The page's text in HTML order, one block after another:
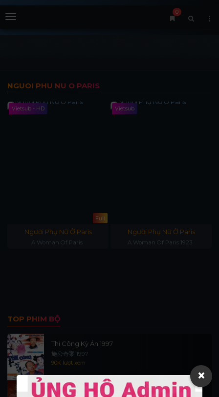
Menu
0
NGUOI PHU NU O PARIS
Vietsub - HD
Full
Người Phụ Nữ Ở Paris
A Woman Of Paris
Vietsub
Người Phụ Nữ Ở Paris
A Woman Of Paris 1923
TOP PHIM BỘ
Thi Công Kỳ Án 1997
施公奇案 1997
90K lượt xem
Thần Tài Đến 1999
×